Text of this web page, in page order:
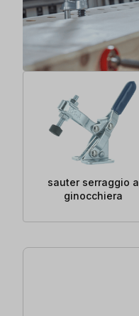
sauter serraggio a
ginocchiera
21 articoli trovati